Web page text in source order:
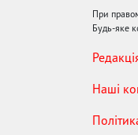
При
Будь-яке
Наші